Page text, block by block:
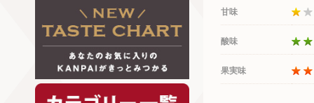
甘味
酸味
果実味